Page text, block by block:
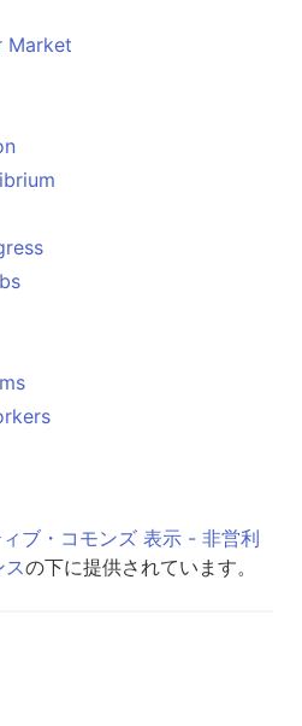
Market
ブ・コモンズ 表示 - 非営利
の下に提供されています。